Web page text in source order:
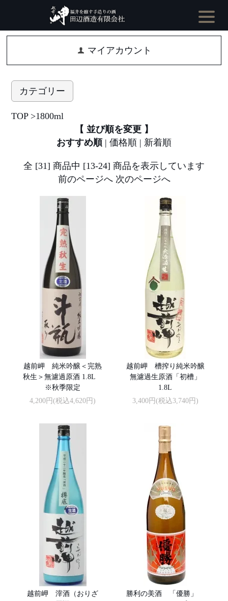
マイアカウント
カテゴリー
TOP >1800ml
【 並び順を変更 】
おすすめ順 | 価格順 | 新着順
全 [31] 商品中 [13-24] 商品を表示しています
前のページへ 次のページへ
越前岬 純米吟醸＜完熟
秋生＞無濾過原酒 1.8L
※秋季限定
4,200円(税込4,620円)
越前岬 槽搾り純米吟醸
無濾過生原酒「初槽」
1.8L
3,400円(税込3,740円)
越前岬 滓酒（おりざ
勝利の美酒 「優勝」